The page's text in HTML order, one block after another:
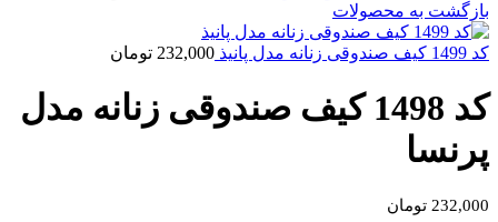
بازگشت به محصولات
کد 1499 کیف صندوقی زنانه مدل پانیذ 232,000 تومان
کد 1498 کیف صندوقی زنانه مدل
پرنسا
232,000 تومان